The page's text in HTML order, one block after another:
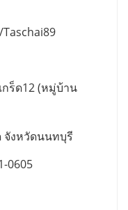
ร็ด12 (หมู่บ้าน
จังหวัดนนทบุรี
0605